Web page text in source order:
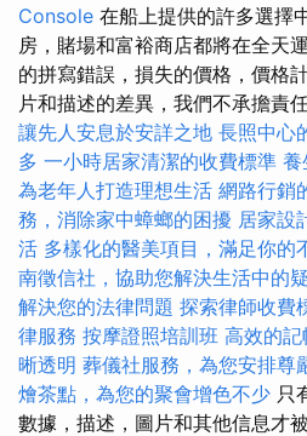
Console 在船上提供的許多選擇
房，賭場和富裕商店都將在全天
的拼寫錯誤，損失的價格，價格
片和描述的差異，我們不承擔責
讓先人安息於安詳之地 長照中心
多 一小時居家清潔的收費標準 養
為老年人打造理想生活 網路行銷
務，消除家中蟑螂的困擾 居家設
活 多樣化的醫美項目，滿足你的
南徵信社，協助您解決生活中的
解決您的法律問題 探索律師收費
律服務 按摩證照培訓班 高效的
晰透明 葬儀社服務，為您安排尊
燴茶點，為您的聚會增色不少 只
數據，描述，圖片和其他信息才